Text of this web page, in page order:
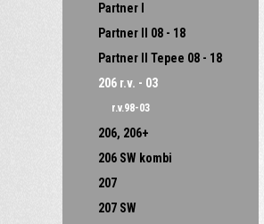
Partner I
Partner II 08 - 18
Partner II Tepee 08 - 18
206 r.v. - 03
r.v.98-03
206, 206+
206 SW kombi
207
207 SW